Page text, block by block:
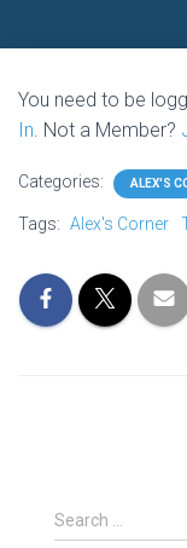
You need to be
In. Not a Member?
Categories: ALEX'S
Tags: Alex's Corner
S
e
Search …